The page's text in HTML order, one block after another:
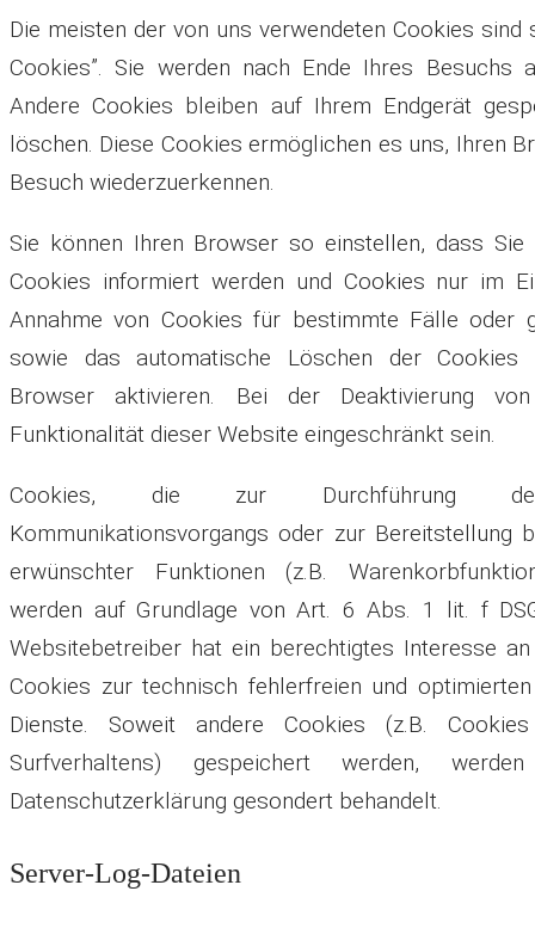
Die meisten der von uns verwendeten Cookies sind
Cookies”. Sie werden nach Ende Ihres Besuchs
Andere Cookies bleiben auf Ihrem Endgerät
löschen. Diese Cookies ermöglichen es uns, Ihren
Besuch wiederzuerkennen.
Sie können Ihren Browser so einstellen, dass
Cookies informiert werden und Cookies nur im
Annahme von Cookies für bestimmte Fälle oder
sowie das automatische Löschen der Cookies
Browser aktivieren. Bei der Deaktivierung
Funktionalität dieser Website eingeschränkt sein.
Cookies, die zur Durchführung des
Kommunikationsvorgangs oder zur Bereitstellung
erwünschter Funktionen (z.B.
werden auf Grundlage von Art. 6 Abs. 1 lit. f
Websitebetreiber hat ein berechtigtes Interesse
Cookies zur technisch fehlerfreien und
Dienste. Soweit andere Cookies (z.B.
Surfverhaltens) gespeichert werden,
Datenschutzerklärung gesondert behandelt.
Server-Log-Dateien